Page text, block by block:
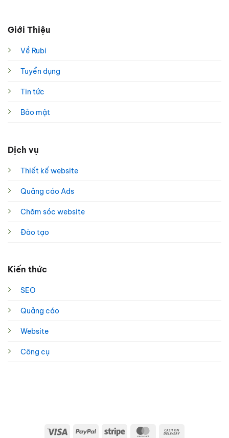
Giới Thiệu
Về Rubi
Tuyển dụng
Tin tức
Bảo mật
Dịch vụ
Thiết kế website
Quảng cáo Ads
Chăm sóc website
Đào tạo
Kiến thức
SEO
Quảng cáo
Website
Công cụ
Visa PayPal Stripe MasterCard